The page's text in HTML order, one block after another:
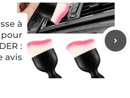
à
pour
:
avis